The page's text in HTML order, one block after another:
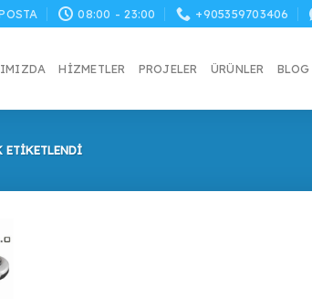
08:00 - 23:00 +905359703406
HIZMETLER PROJELER ÜRÜNLER BLOG
ETIKETLENDI